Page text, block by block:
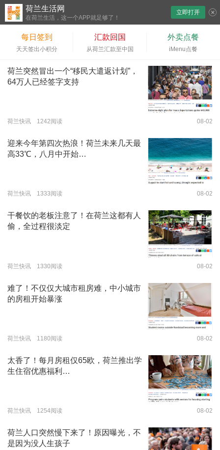
荷兰生活网
在荷兰生活，这一个APP就足够了！
立即打开
每日签到
天天签出小积分
汇款回国
从荷兰汇款至中国
外卖点餐
iMenu点餐
荷兰突然冒出一个“移民大遣返计划”，
64万人已经签字支持
荷兰快讯 1242阅读 08-02
迎来今年第四次热浪！荷兰未来几天最
高33℃，八月中开始…
荷兰快讯 1333阅读 08-02
干餐饮的老板注意了！在荷兰这都有人
偷，全过程很淡定
荷兰快讯 1330阅读 08-02
难了！不仅仅大城市租房难，中小城市
的房租开始暴涨
荷兰快讯 1180阅读 08-02
太香了！每月房租仅65欧，荷兰推出学
生住宿优惠福利…
荷兰快讯 1254阅读 08-02
荷兰人口突然慢下来了！原因曝光，不
是因为没人生孩子